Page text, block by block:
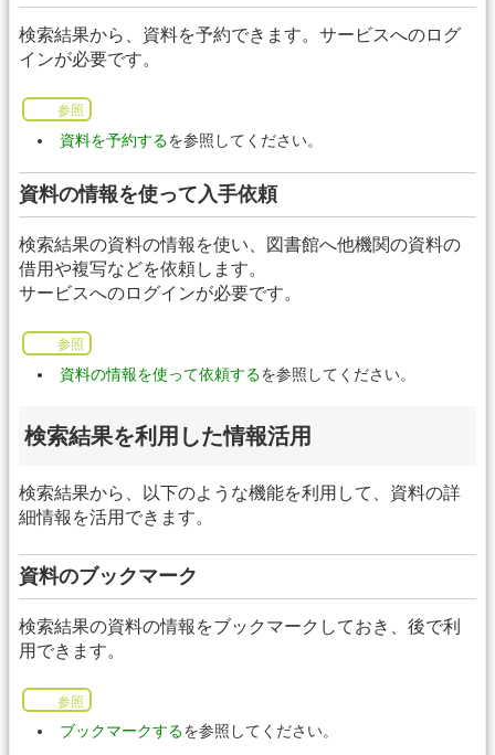
検索結果から、資料を予約できます。サービスへのログ
インが必要です。
参照
資料を予約するを参照してください。
資料の情報を使って入手依頼
検索結果の資料の情報を使い、図書館へ他機関の資料の
借用や複写などを依頼します。
サービスへのログインが必要です。
参照
資料の情報を使って依頼するを参照してください。
検索結果を利用した情報活用
検索結果から、以下のような機能を利用して、資料の詳
細情報を活用できます。
資料のブックマーク
検索結果の資料の情報をブックマークしておき、後で利
用できます。
参照
ブックマークするを参照してください。